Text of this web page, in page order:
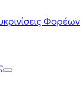
Φορέων